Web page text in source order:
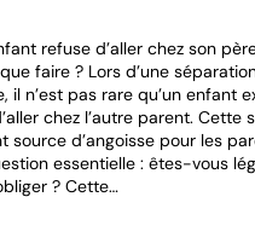
refuse d’aller chez son
faire ? Lors d’une
il n’est pas rare qu’un enfant
chez l’autre parent. Cette
source d’angoisse pour les
essentielle : êtes-vous
? Cette…